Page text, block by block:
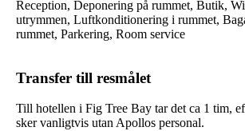
Reception, Deponering på rummet, Butik,
utrymmen, Luftkonditionering i rummet,
rummet, Parkering, Room service
Transfer till resmålet
Till hotellen i Fig Tree Bay tar det ca 1 tim,
sker vanligtvis utan Apollos personal.